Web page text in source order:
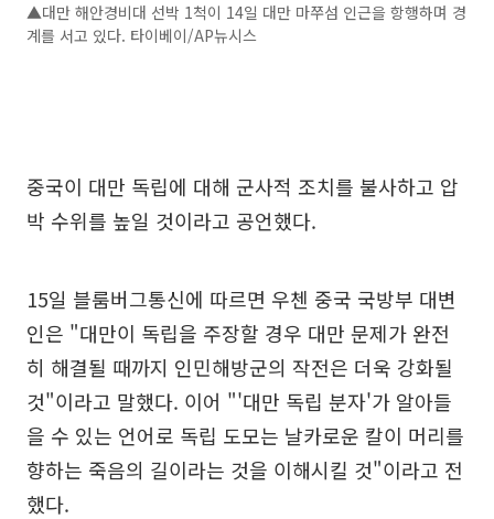
▲대만 해안경비대 선박 1척이 14일 대만 마쭈섬 인근을 항행하며 경
계를 서고 있다. 타이베이/AP뉴시스
중국이 대만 독립에 대해 군사적 조치를 불사하고 압
박 수위를 높일 것이라고 공언했다.
15일 블룸버그통신에 따르면 우첸 중국 국방부 대변
인은 "대만이 독립을 주장할 경우 대만 문제가 완전
히 해결될 때까지 인민해방군의 작전은 더욱 강화될
것"이라고 말했다. 이어 "'대만 독립 분자'가 알아들
을 수 있는 언어로 독립 도모는 날카로운 칼이 머리를
향하는 죽음의 길이라는 것을 이해시킬 것"이라고 전
했다.